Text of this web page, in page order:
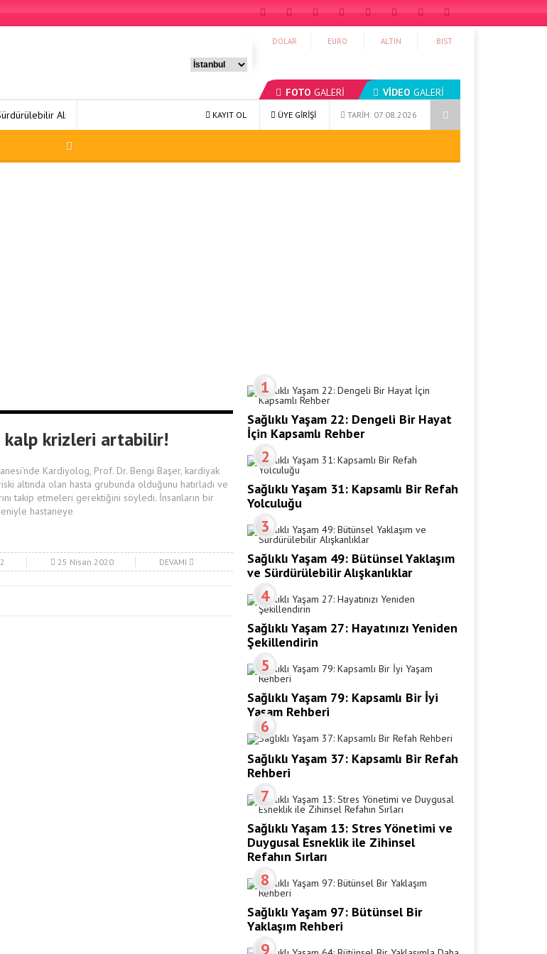
FOTO GALERİ VİDEO GALERİ
DOLAR EURO ALTIN BIST
Alışkanlıklar Sağlıklı Yaşam 27: Hayatınızı Yeniden Şekillendirin Sağlıklı Yaşam 79: Kapsamlı Bir İyi Yaşam
TARİH: 07.08.2026
ÜYE GİRİŞİ
KAYIT OL
kalp krizleri artabilir!
Kardiyolog, Prof. Dr. Bengi Başer, kardiyak
altında olan hasta grubunda olduğunu hatırladı ve
takip etmeleri gerektiğini söyledi. İnsanların bir
hastaneye
25 Nisan 2020 DEVAMI
1
Sağlıklı Yaşam 22: Dengeli Bir Hayat
İçin Kapsamlı Rehber
2
Sağlıklı Yaşam 31: Kapsamlı Bir Refah
Yolculuğu
3
Sağlıklı Yaşam 49: Bütünsel Yaklaşım
ve Sürdürülebilir Alışkanlıklar
4
Sağlıklı Yaşam 27: Hayatınızı Yeniden
Şekillendirin
5
Sağlıklı Yaşam 79: Kapsamlı Bir İyi
Yaşam Rehberi
6
Sağlıklı Yaşam 37: Kapsamlı Bir Refah
Rehberi
7
Sağlıklı Yaşam 13: Stres Yönetimi ve
Duygusal Esneklik ile Zihinsel
Refahın Sırları
8
Sağlıklı Yaşam 97: Bütünsel Bir
Yaklaşım Rehberi
9